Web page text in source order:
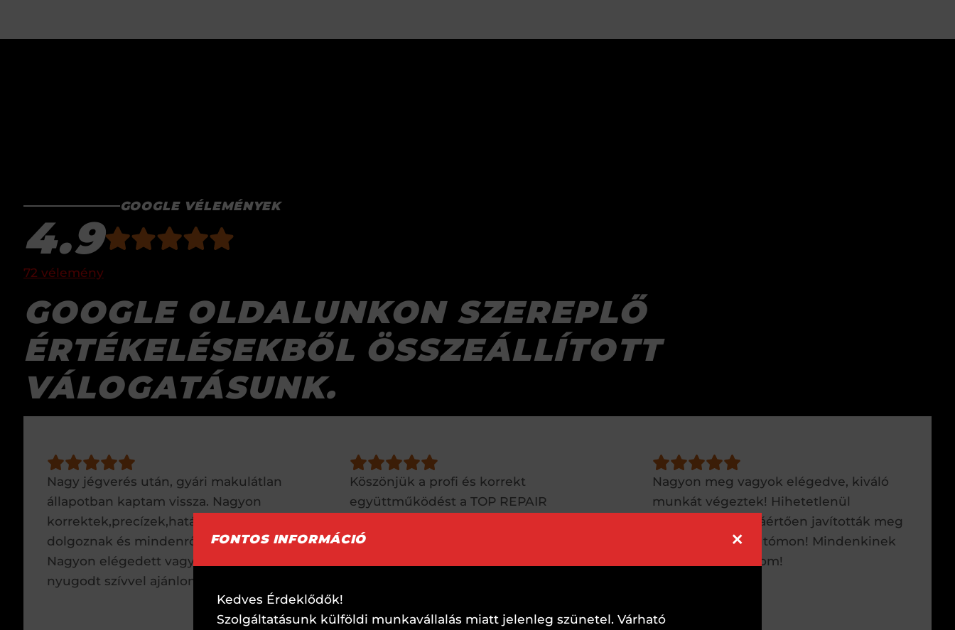
GOOGLE VÉLEMÉNYEK
4.9
72 vélemény
GOOGLE OLDALUNKON SZEREPLŐ
ÉRTÉKELÉSEKBŐL ÖSSZEÁLLÍTOTT
VÁLOGATÁSUNK.
Nagy jégverés után, gyári makulátlan
állapotban kaptam vissza. Nagyon
korrektek,precízek,határidőn belül
dolgoznak és mindenről tájékoztatnak!
Nagyon elégedett vagyok. Mindenkinek
nyugodt szívvel ajánlom!!
Köszönjük a profi és korrekt
együttműködést a TOP REPAIR
legmagasabb színvonalon tudtuk
Nagyon meg vagyok elégedve, kiváló
munkát végeztek! Hihetetlenül
alaposan és hozzáértően javították meg
a horpadást az autómon! Mindenkinek
csak ajánlani tudom!
FONTOS INFORMÁCIÓ ×
Kedves Érdeklődők!
Szolgáltatásunk külföldi munkavállalás miatt jelenleg szünetel. Várható